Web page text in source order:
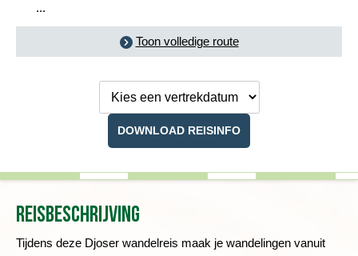
...
Toon volledige route
DOWNLOAD REISINFO
Reisbeschrijving
Tijdens deze Djoser wandelreis maak je wandelingen vanuit